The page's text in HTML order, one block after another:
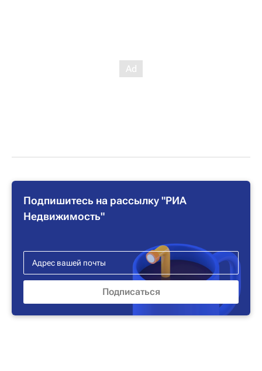
Подпишитесь на рассылку "РИА
Недвижимость"